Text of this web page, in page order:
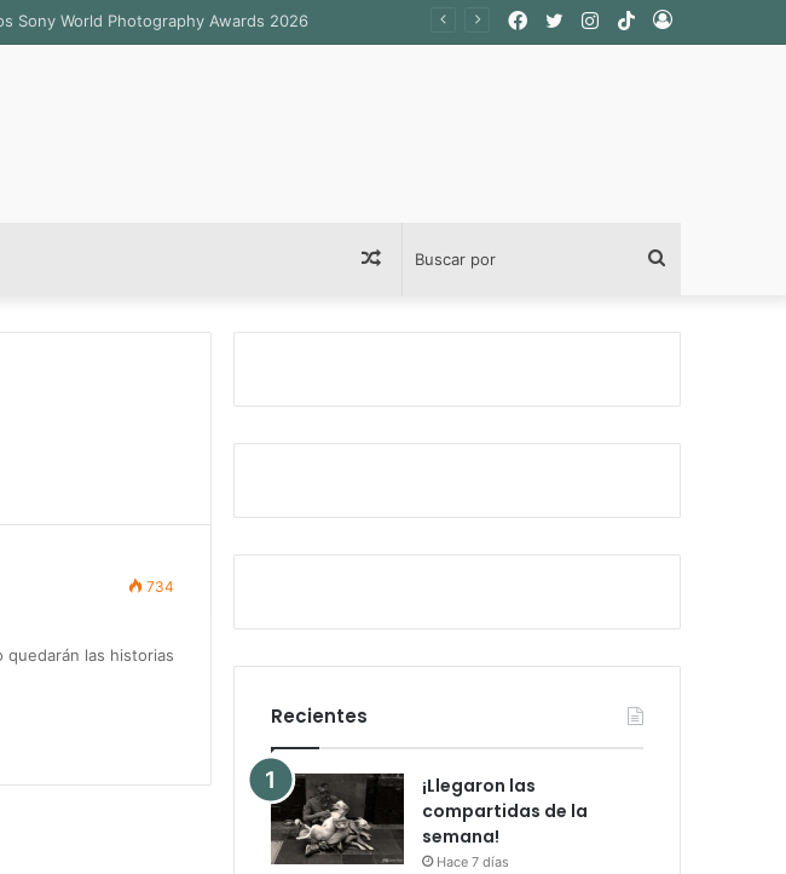
de Zacatecas Acceso
TikTok
Instagram
Twitter
Facebook
por
Publicación
al
azar
734
las historias
Recientes
¡Llegaron las
compartidas de la
semana!
Hace 7 días